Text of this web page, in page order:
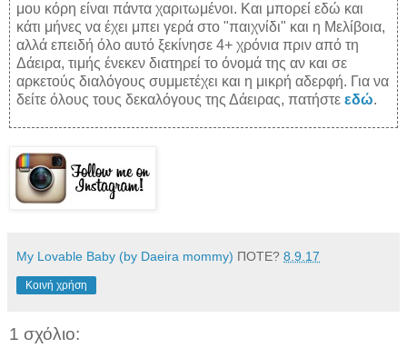
μου κόρη είναι πάντα χαριτωμένοι. Και μπορεί εδώ και
κάτι μήνες να έχει μπει γερά στο "παιχνίδι" και η Μελίβοια,
αλλά επειδή όλο αυτό ξεκίνησε 4+ χρόνια πριν από τη
Δάειρα, τιμής ένεκεν διατηρεί το όνομά της αν και σε
αρκετούς διαλόγους συμμετέχει και η μικρή αδερφή. Για να
δείτε όλους τους δεκαλόγους της Δάειρας, πατήστεεδώ.
My Lovable Baby (by Daeira mommy) ΠΟΤΕ? 8.9.17
Κοινή χρήση
1 σχόλιο: